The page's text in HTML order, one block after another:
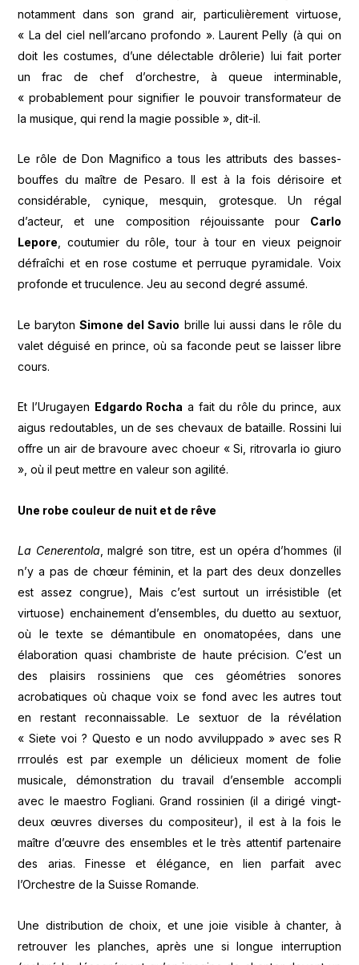
notamment dans son grand air, particulièrement virtuose,
« La del ciel nell’arcano profondo ». Laurent Pelly (à qui on
doit les costumes, d’une délectable drôlerie) lui fait porter
un frac de chef d’orchestre, à queue interminable,
« probablement pour signifier le pouvoir transformateur de
la musique, qui rend la magie possible », dit-il.
Le rôle de Don Magnifico a tous les attributs des basses-
bouffes du maître de Pesaro. Il est à la fois dérisoire et
considérable, cynique, mesquin, grotesque. Un régal
d’acteur, et une composition réjouissante pour Carlo
Lepore , coutumier du rôle, tour à tour en vieux peignoir
défraîchi et en rose costume et perruque pyramidale. Voix
profonde et truculence. Jeu au second degré assumé.
Le barytonSimone del Savio brille lui aussi dans le rôle du
valet déguisé en prince, où sa faconde peut se laisser libre
cours.
Et l’Urugayen Edgardo Rocha a fait du rôle du prince, aux
aigus redoutables, un de ses chevaux de bataille. Rossini lui
offre un air de bravoure avec choeur « Si, ritrovarla io giuro
», où il peut mettre en valeur son agilité.
Une robe couleur de nuit et de rêve
La Cenerentola , malgré son titre, est un opéra d’hommes (il
n’y a pas de chœur féminin, et la part des deux donzelles
est assez congrue), Mais c’est surtout un irrésistible (et
virtuose) enchainement d’ensembles, du duetto au sextuor,
où le texte se démantibule en onomatopées, dans une
élaboration quasi chambriste de haute précision. C’est un
des plaisirs rossiniens que ces géométries sonores
acrobatiques où chaque voix se fond avec les autres tout
en restant reconnaissable. Le sextuor de la révélation
« Siete voi ? Questo e un nodo avviluppado » avec ses R
rrroulés est par exemple un délicieux moment de folie
musicale, démonstration du travail d’ensemble accompli
avec le maestro Fogliani. Grand rossinien (il a dirigé vingt-
deux œuvres diverses du compositeur), il est à la fois le
maître d’œuvre des ensembles et le très attentif partenaire
des arias. Finesse et élégance, en lien parfait avec
l’Orchestre de la Suisse Romande.
Une distribution de choix, et une joie visible à chanter, à
retrouver les planches, après une si longue interruption